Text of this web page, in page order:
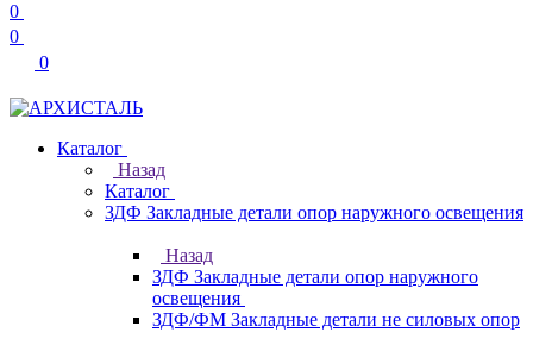
0
0
0
Каталог
Назад
Каталог
ЗДФ Закладные детали опор наружного освещения
Назад
ЗДФ Закладные детали опор наружного
освещения
ЗДФ/ФМ Закладные детали не силовых опор